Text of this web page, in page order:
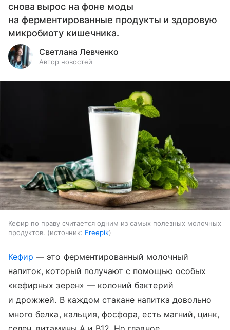
снова вырос на фоне моды
на ферментированные продукты и здоровую
микробиоту кишечника.
Светлана Левченко
Автор новостей
Кефир по праву считается одним из самых полезных молочных
продуктов.
источник: Freepik
Кефир — это ферментированный молочный
напиток, который получают с помощью особых
«кефирных зерен» — колоний бактерий
и дрожжей. В каждом стакане напитка довольно
много белка, кальция, фосфора, есть магний, цинк,